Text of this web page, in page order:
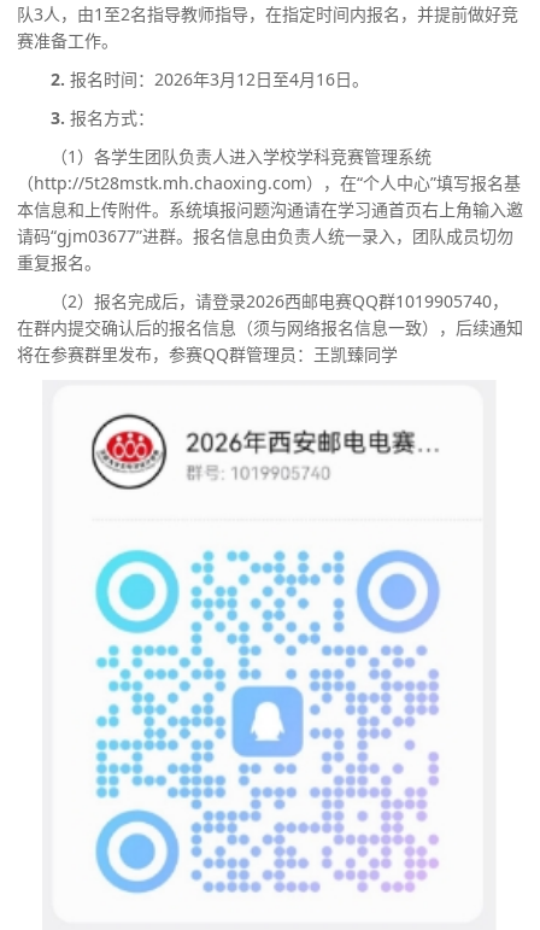
队3人，由1至2名指导教师指导，在指定时间内报名，并提前做好竞
赛准备工作。
2. 报名时间： 2026年3月12日至4月16日。
3. 报名方式：
（1） 各学生团队负责人进入学校学科竞赛管理系统
（http://5t28mstk.mh.chaoxing.com），在“个人中心”填写报名基
本信息和上传附件。系统填报问题沟通请在学习通首页右上角输入邀
请码“gjm03677”进群。 报名信息由负责人统一录入，团队成员切勿
重复报名。
（2） 报名完成后，请登录2026西邮电赛QQ群1019905740，
在群内提交确认后的报名信息（须与网络报名信息一致），后续通知
将在参赛群里发布，参赛QQ群管理员：王凯臻同学